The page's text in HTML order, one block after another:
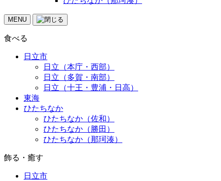
MENU
食べる
日立市
日立（本庁・西部）
日立（多賀・南部）
日立（十王・豊浦・日高）
東海
ひたちなか
ひたちなか（佐和）
ひたちなか（勝田）
ひたちなか（那珂湊）
飾る・癒す
日立市